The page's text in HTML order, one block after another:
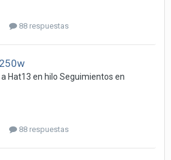
88 respuestas
Hat13 en hilo Seguimientos en
88 respuestas